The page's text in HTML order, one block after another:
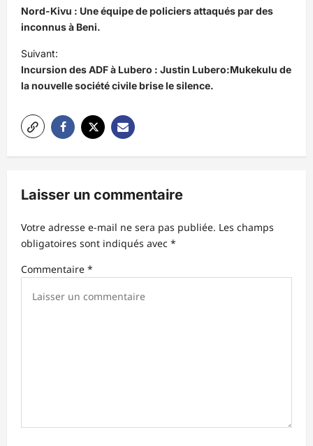
a
v
i
g
a
t
i
o
d
’
a
r
Nord-Kivu : Une équipe de policiers attaqués par des
inconnus à Beni.
Suivant:
Incursion des ADF à Lubero : Justin Lubero:Mukekulu de
la nouvelle société civile brise le silence.
Laisser un commentaire
Votre adresse e-mail ne sera pas publiée. Les champs
obligatoires sont indiqués avec *
Commentaire *